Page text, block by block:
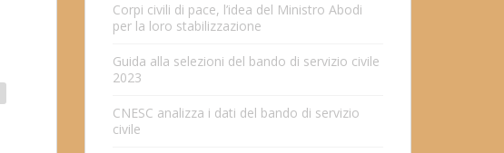
Corpi civili di pace, l’idea del Ministro Abodi
per la loro stabilizzazione
Guida alla selezioni del bando di servizio civile
2023
CNESC analizza i dati del bando di servizio
civile